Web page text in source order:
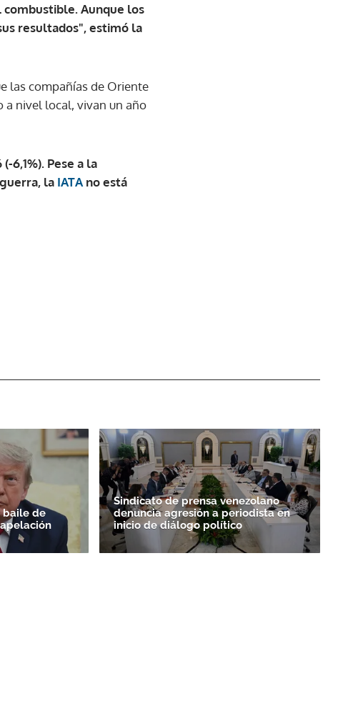
combustible. Aunque los
resultados", estimó la
las compañías de Oriente
a nivel local, vivan un año
6,1%). Pese a la
la IATA no está
baile de
Sindicato de prensa venezolano
denuncia agresión a periodista en
inicio de diálogo político